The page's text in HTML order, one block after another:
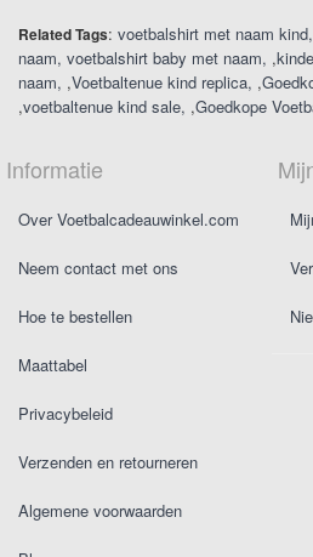
Related Tags: voetbalshirt met naam kind
naam voetbalshirt baby met naam ,
naam ,Voetbaltenue kind replica ,
,voetbaltenue kind sale ,Goedkope
Informatie
Over Voetbalcadeauwinkel.com
Neem contact met ons
Hoe te bestellen
Maattabel
Privacybeleid
Verzenden en retourneren
Algemene voorwaarden